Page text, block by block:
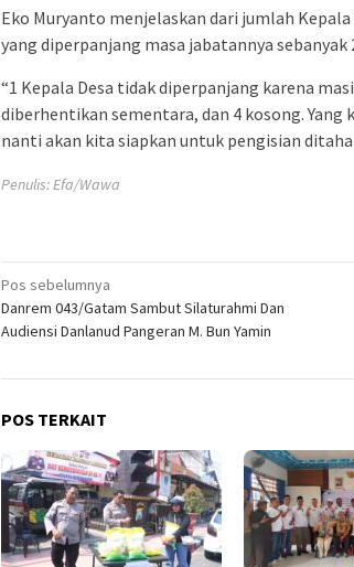
Eko Muryanto menjelaskan dari jumlah
yang diperpanjang masa jabatannya sebanyak
“1 Kepala Desa tidak diperpanjang karena
diberhentikan sementara, dan 4 kosong.
nanti akan kita siapkan untuk pengisian
Penulis: Efa/Wawa
Navigasi
pos
Pos sebelumnya
Danrem 043/Gatam Sambut Silaturahmi Dan
Audiensi Danlanud Pangeran M. Bun Yamin
POS TERKAIT